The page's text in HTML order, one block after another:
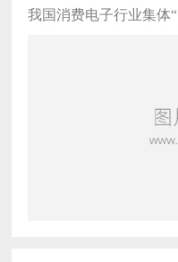
我国消费电子行业集体